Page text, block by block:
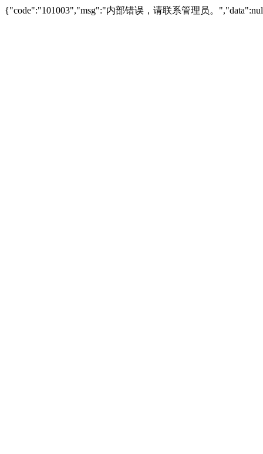
{"code":"101003","msg":"内部错误，请联系管理员。